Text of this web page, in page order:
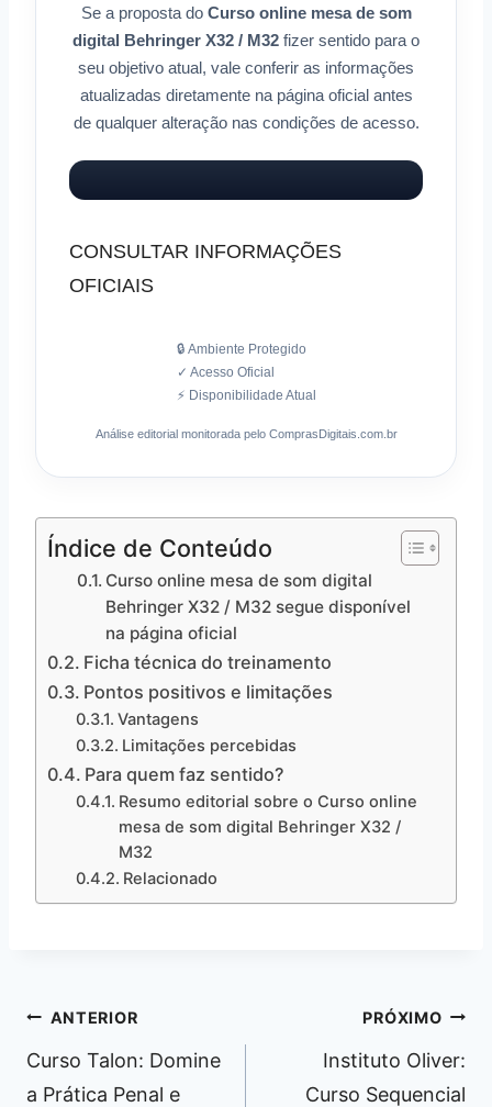
Se a proposta do Curso online mesa de som
digital Behringer X32 / M32 fizer sentido para o
seu objetivo atual, vale conferir as informações
atualizadas diretamente na página oficial antes
de qualquer alteração nas condições de acesso.
CONSULTAR INFORMAÇÕES
OFICIAIS
🔒 Ambiente Protegido
✓ Acesso Oficial
⚡ Disponibilidade Atual
Análise editorial monitorada pelo ComprasDigitais.com.br
Índice de Conteúdo
Curso online mesa de som digital
Behringer X32 / M32 segue disponível
na página oficial
Ficha técnica do treinamento
Pontos positivos e limitações
Vantagens
Limitações percebidas
Para quem faz sentido?
Resumo editorial sobre o Curso online
mesa de som digital Behringer X32 /
M32
Relacionado
Navegação
de
Post
ANTERIOR
Curso Talon: Domine
a Prática Penal e
PRÓXIMO
Instituto Oliver:
Curso Sequencial